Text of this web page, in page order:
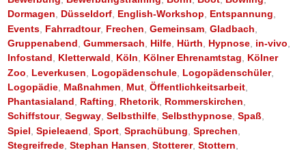
Dormagen, Düsseldorf, English-Workshop, Entspannung,
Events Fahrradtour, Frechen Gemeinsam Gladbach
Gruppenabend, Gummersach, Hilfe, Hürth, Hypnose, in-vivo,
Infostand, Kletterwald, Köln, Kölner Ehrenamtstag, Kölner
Zoo
Leverkusen Logopädenschule Logopädenschüler,
Logopädie Maßnahmen Mut Öffentlichkeitsarbeit
Phantasialand, Rafting, Rhetorik, Rommerskirchen,
Schiffstour, Segway, Selbsthilfe, Selbsthypnose, Spaß,
Spiel Spieleaend Sport Sprachübung Sprechen
Stegreifrede, Stephan Hansen, Stotterer, Stottern,